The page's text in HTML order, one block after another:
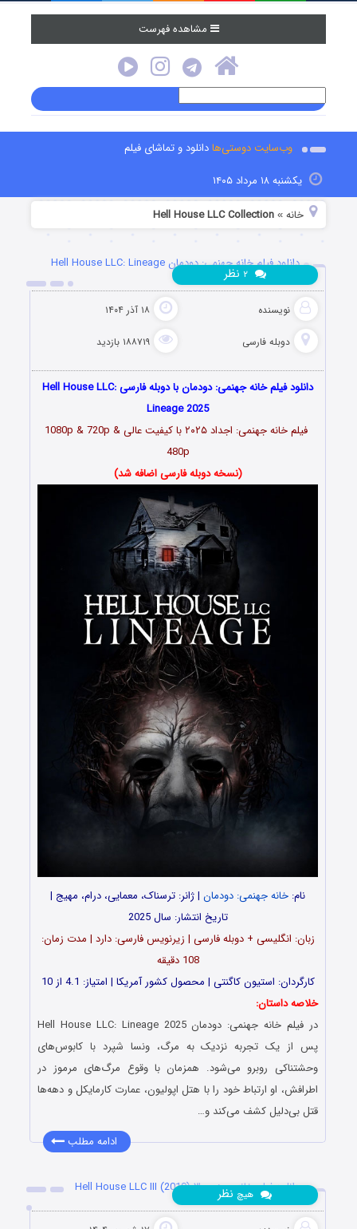
مشاهده فهرست
وب‌سایت دوستی‌هادانلود و تماشای فیلم
یکشنبه ۱۸ مرداد ۱۴۰۵
خانه »
Hell House LLC Collection
دانلود فیلم خانه جهنمی: دودمان Hell House LLC: Lineage
2025
نویسنده ۱۸ آذر ۱۴۰۴
دوبله فارسی ۱۸۸۷۱۹ بازدید
۲ نظر
دانلود فیلم خانه جهنمی: دودمان با دوبله فارسی Hell House LLC:
Lineage 2025
فیلم خانه جهنمی: اجداد ۲۰۲۵ با کیفیت عالی 1080p & 720p &
480p
(نسخه دوبله فارسی اضافه شد)
نام: خانه جهنمی: دودمان | ژانر: ترسناک، معمایی، درام، مهیج |
تاریخ انتشار: سال 2025
زبان: انگلیسی + دوبله فارسی | زیرنویس فارسی: دارد | مدت زمان:
108 دقیقه
کارگردان: استیون کاگنتی | محصول کشور آمریکا | امتیاز: 4.1 از 10
خلاصه داستان:
در فیلم خانه جهنمی: دودمان Hell House LLC: Lineage 2025
پس از یک تجربه نزدیک به مرگ، ونسا شپرد با کابوس‌های
وحشتناکی روبرو می‌شود. همزمان با وقوع مرگ‌های مرموز در
اطرافش، او ارتباط خود را با هتل اپولیون، عمارت کارمایکل و دهه‌ها
قتل‌ بی‌دلیل کشف می‌کند و…
ادامه مطلب
دانلود فیلم خانه جهنمی ۳ Hell House LLC III (2019)
هیچ نظر